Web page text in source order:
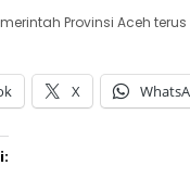
Provinsi Aceh
X